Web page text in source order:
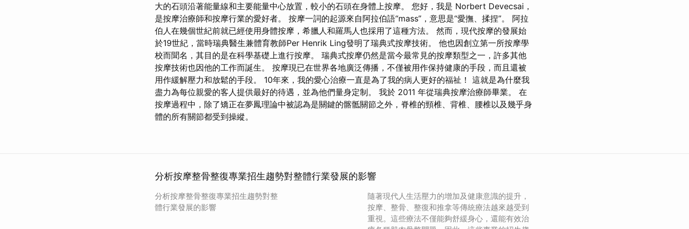
大的石頭沿著能量線和主要能量中心放置，較小的石頭在身體上按摩。 您好，我是 Norbert Devecsai，
是按摩治療師和按摩行業的愛好者。 按摩一詞的起源來自阿拉伯語“mass”，意思是“愛撫、揉捏”。 阿拉
伯人在幾個世紀前就已經使用身體按摩，希臘人和羅馬人也採用了這種方法。 然而，現代按摩的發展始
於19世紀，當時瑞典醫生兼體育教師Per Henrik Ling發明了瑞典式按摩技術。 他也因創立第一所按摩學
校而聞名，其目的是在科學基礎上進行按摩。 瑞典式按摩仍然是當今最常見的按摩類型之一，許多其他
按摩技術也因他的工作而誕生。 按摩現已在世界各地廣泛傳播，不僅被用作保持健康的手段，而且還被
用作緩解壓力和放鬆的手段。 10年來，我的愛心治療一直是為了我的病人更好的福祉！ 這就是為什麼我
盡力為每位親愛的客人提供最好的待遇，並為他們量身定制。 我於 2011 年從瑞典按摩治療師畢業。 在
按摩過程中，除了矯正在夢鳳理論中被認為是關鍵的髂骶關節之外，脊椎的頸椎、背椎、腰椎以及幾乎身
體的所有關節都受到操縱。
分析按摩整骨整復專業招生趨勢對整體行業發展的影響
分析按摩整骨整復專業招生趨勢對整
體行業發展的影響
隨著現代人生活壓力的增加及健康意識的提升，
按摩、整骨、整復和推拿等傳統療法越來越受到
重視。這些療法不僅能夠舒緩身心，還能有效治